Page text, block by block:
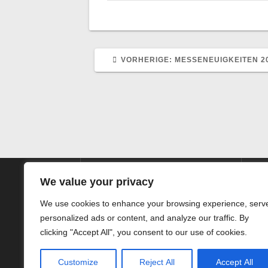
We value your privacy
We use cookies to enhance your browsing experience,
personalized ads or content, and analyze our traffic. By
clicking "Accept All", you consent to our use of cookies.
Customize Reject All Accept All
VORHERIGE: VORHERIGER
MESSENEUIGKEITEN
SIEG HörTechnic GmbH
Steinstrasse 10
32052 Herford